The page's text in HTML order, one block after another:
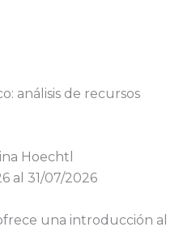
análisis de recursos
Hoechtl
al 31/07/2026
una introducción al